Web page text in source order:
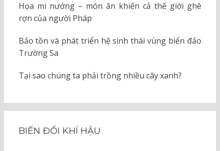
Họa mi nướng – món ăn khiến cả thế giới ghê
rợn của người Pháp
Bảo tồn và phát triển hệ sinh thái vùng biển đảo
Trường Sa
Tại sao chúng ta phải trồng nhiều cây xanh?
BIẾN ĐỔI KHÍ HẬU